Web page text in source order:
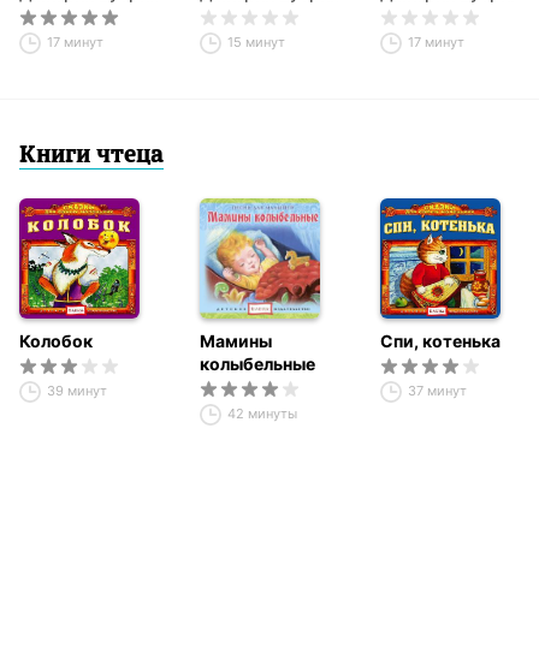
смерть
17 минут 15 минут 17 минут
Книги чтеца
Колобок
39 минут
Мамины
колыбельные
42 минуты
Спи, котенька
37 минут